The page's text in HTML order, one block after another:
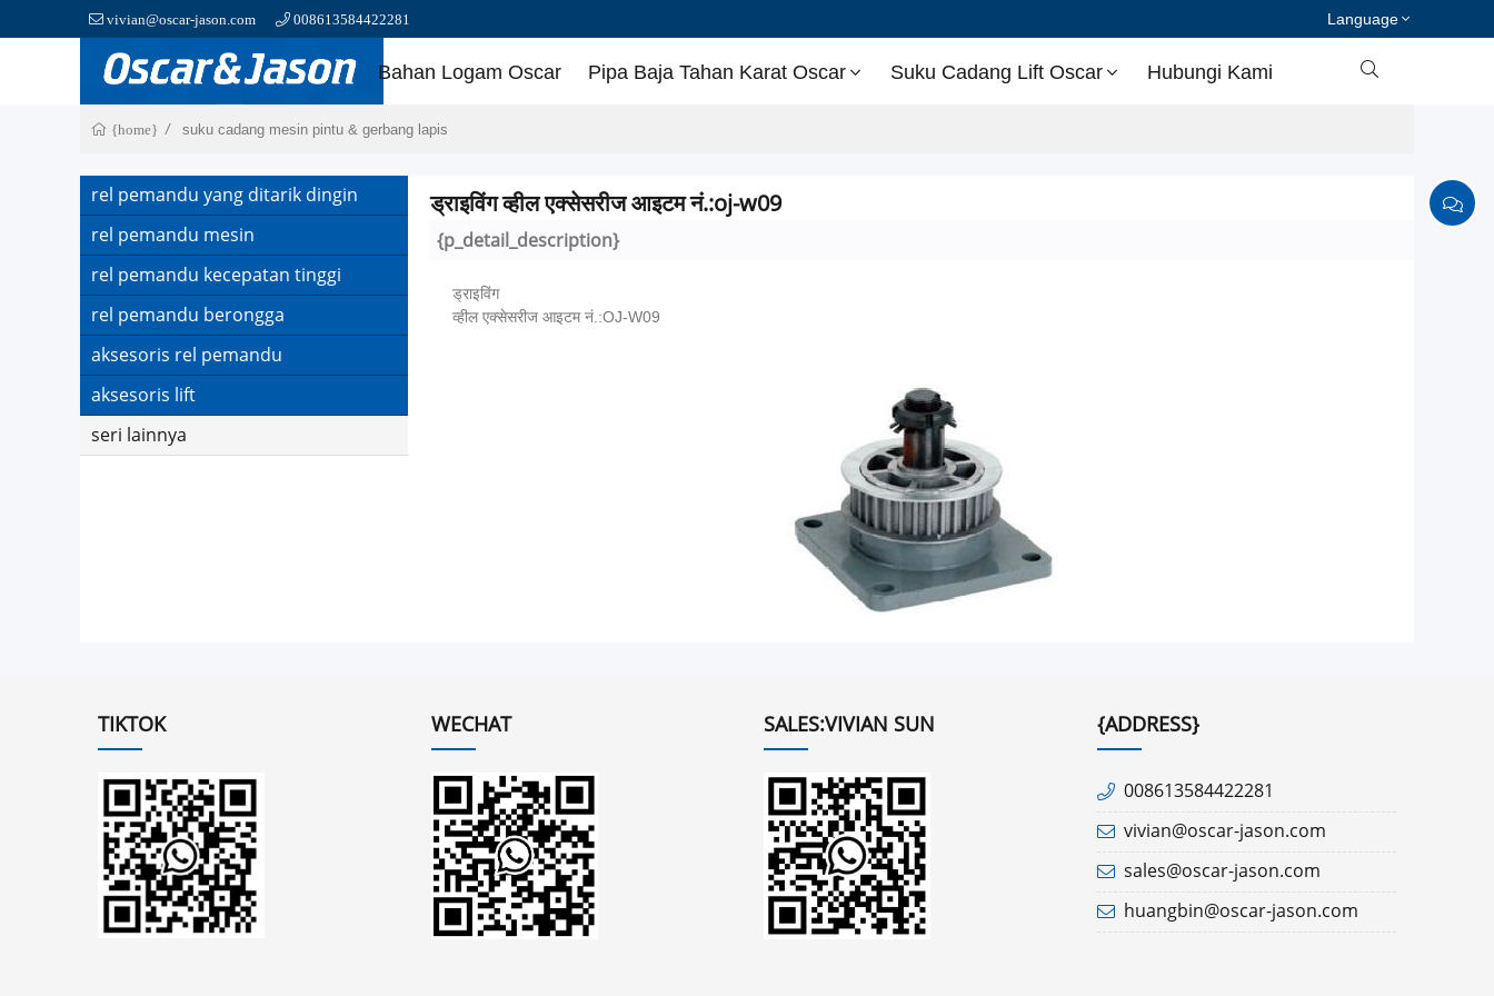
vivian@oscar-jason.com 008613584422281 Language
Bahan Logam Oscar Pipa Baja Tahan Karat Oscar Suku Cadang Lift Oscar Hubungi Kami 
{home} suku cadang mesin pintu & gerbang lapis
rel pemandu yang ditarik dingin
rel pemandu mesin
rel pemandu kecepatan tinggi
rel pemandu berongga
aksesoris rel pemandu
aksesoris lift
seri lainnya
ड्राइविंग व्हील एक्सेसरीज आइटम नं.:oj-w09
{p_detail_description}
ड्राइविंग
व्हील एक्सेसरीज आइटम नं.:OJ-W09
TIKTOK WECHAT SALES:VIVIAN SUN {ADDRESS}
008613584422281
vivian@oscar-jason.com
sales@oscar-jason.com
huangbin@oscar-jason.com